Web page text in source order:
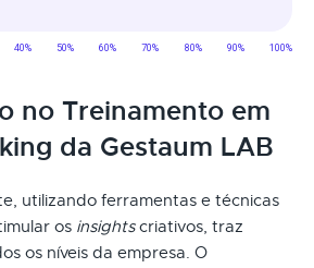
no Treinamento em
da Gestaum LAB
utilizando ferramentas e técnicas
os insightscriativos, traz
os níveis da empresa. O